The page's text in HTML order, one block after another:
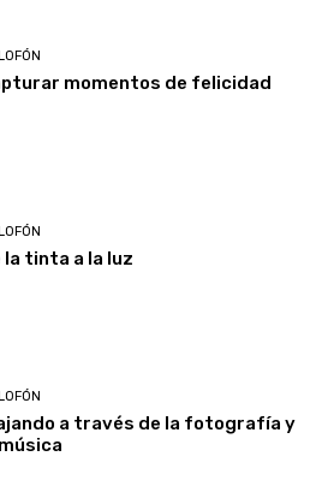
momentos de felicidad
la tinta a la luz
a través de la fotografía y